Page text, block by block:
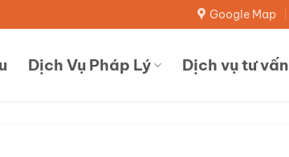
Google Map
Dịch Vụ Pháp Lý Dịch vụ tư vấn